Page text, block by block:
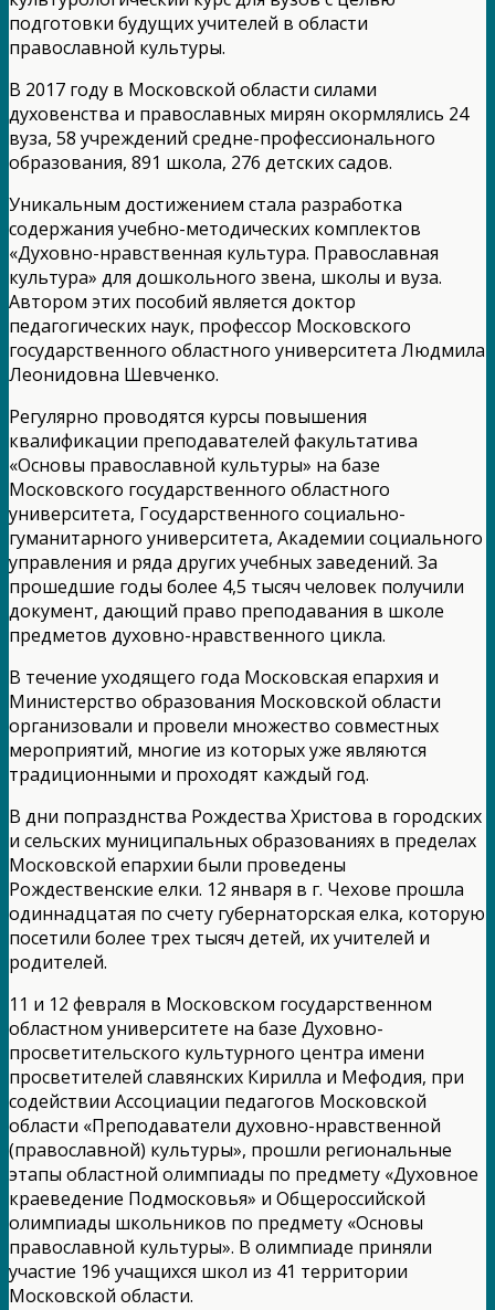
подготовки будущих учителей в области
православной культуры.
В 2017 году в Московской области силами
духовенства и православных мирян окормлялись 24
вуза, 58 учреждений средне-профессионального
образования, 891 школа, 276 детских садов.
Уникальным достижением стала разработка
содержания учебно-методических комплектов
«Духовно-нравственная культура. Православная
культура» для дошкольного звена, школы и вуза.
Автором этих пособий является доктор
педагогических наук, профессор Московского
государственного областного университета Людмила
Леонидовна Шевченко.
Регулярно проводятся курсы повышения
квалификации преподавателей факультатива
«Основы православной культуры» на базе
Московского государственного областного
университета, Государственного социально-
гуманитарного университета, Академии социального
управления и ряда других учебных заведений. За
прошедшие годы более 4,5 тысяч человек получили
документ, дающий право преподавания в школе
предметов духовно-нравственного цикла.
В течение уходящего года Московская епархия и
Министерство образования Московской области
организовали и провели множество совместных
мероприятий, многие из которых уже являются
традиционными и проходят каждый год.
В дни попразднства Рождества Христова в городских
и сельских муниципальных образованиях в пределах
Московской епархии были проведены
Рождественские елки. 12 января в г. Чехове прошла
одиннадцатая по счету губернаторская елка, которую
посетили более трех тысяч детей, их учителей и
родителей.
11 и 12 февраля в Московском государственном
областном университете на базе Духовно-
просветительского культурного центра имени
просветителей славянских Кирилла и Мефодия, при
содействии Ассоциации педагогов Московской
области «Преподаватели духовно-нравственной
(православной) культуры», прошли региональные
этапы областной олимпиады по предмету «Духовное
краеведение Подмосковья» и Общероссийской
олимпиады школьников по предмету «Основы
православной культуры». В олимпиаде приняли
участие 196 учащихся школ из 41 территории
Московской области.